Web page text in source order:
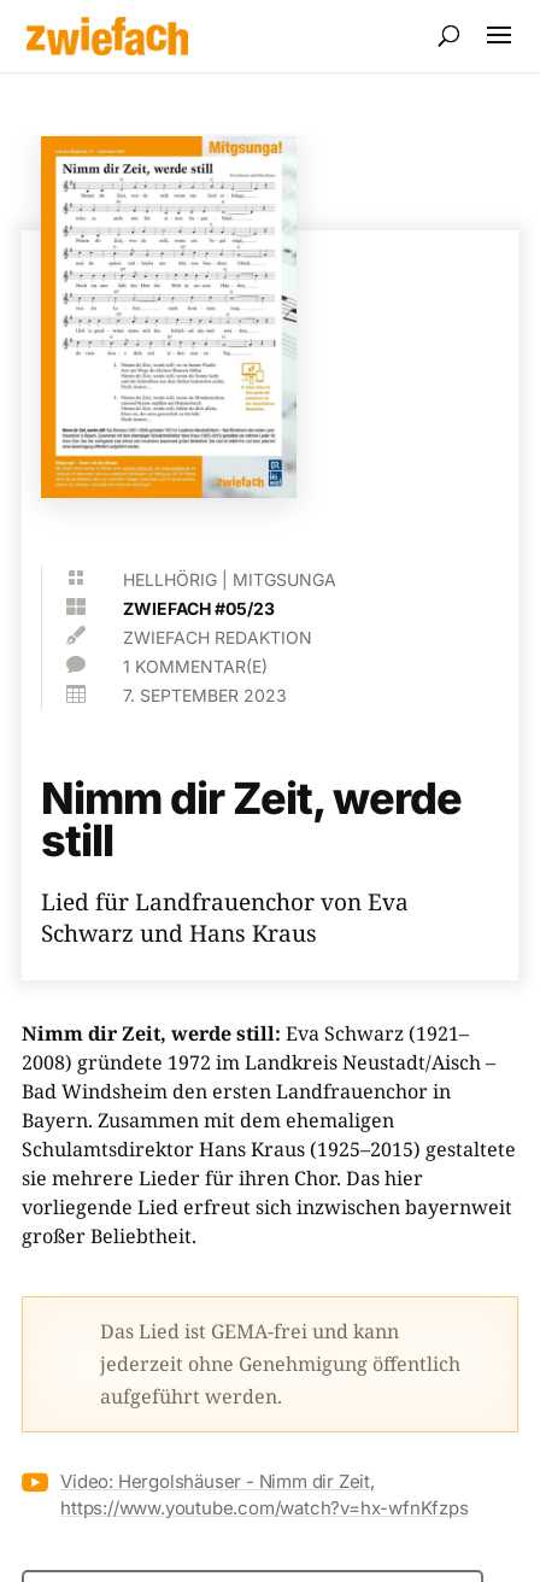
 HELLHÖRIG MITGSUNGA
 ZWIEFACH #05/23
 ZWIEFACH REDAKTION
 1 KOMMENTAR(E)
 7. SEPTEMBER 2023
Nimm dir Zeit, werde
still
Lied für Landfrauenchor von Eva
Schwarz und Hans Kraus
Nimm dir Zeit, werde still: Eva Schwarz (1921–
2008) gründete 1972 im Landkreis Neustadt/Aisch –
Bad Windsheim den ersten Landfrauenchor in
Bayern. Zusammen mit dem ehemaligen
Schulamtsdirektor Hans Kraus (1925–2015) gestaltete
sie mehrere Lieder für ihren Chor. Das hier
vorliegende Lied erfreut sich inzwischen bayernweit
großer Beliebtheit.
Das Lied ist GEMA-frei und kann
jederzeit ohne Genehmigung öffentlich
aufgeführt werden.
 Video: Hergolshäuser - Nimm dir Zeit,
https://www.youtube.com/watch?v=hx-wfnKfzps